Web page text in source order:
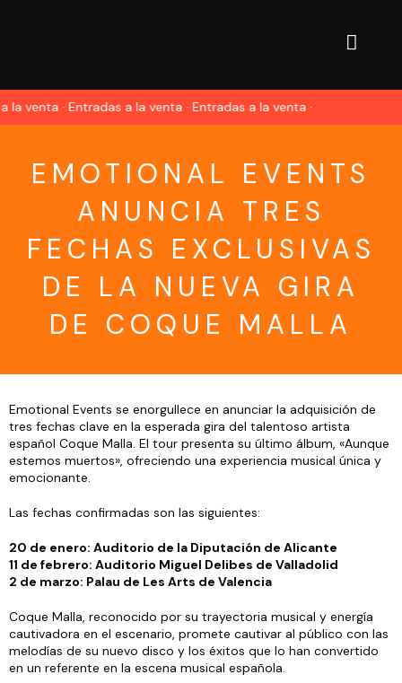
la venta · Entradas a la venta · Entradas a la venta ·
EMOTIONAL EVENTS
ANUNCIA TRES
FECHAS EXCLUSIVAS
DE LA NUEVA GIRA
DE COQUE MALLA
Emotional Events se enorgullece en anunciar la adquisición de
tres fechas clave en la esperada gira del talentoso artista
español Coque Malla. El tour presenta su último álbum, «Aunque
estemos muertos», ofreciendo una experiencia musical única y
emocionante.
Las fechas confirmadas son las siguientes:
20 de enero: Auditorio de la Diputación de Alicante
11 de febrero: Auditorio Miguel Delibes de Valladolid
2 de marzo: Palau de Les Arts de Valencia
Coque Malla, reconocido por su trayectoria musical y energía
cautivadora en el escenario, promete cautivar al público con las
melodías de su nuevo disco y los éxitos que lo han convertido
en un referente en la escena musical española.